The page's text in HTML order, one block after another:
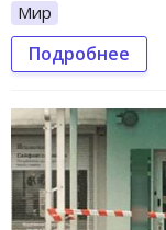
Мир
Подробнее